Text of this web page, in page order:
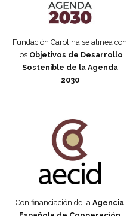
Fundación Carolina se alinea con
los Objetivos de Desarrollo
Sostenible de la Agenda
2030
Con financiación de la Agencia